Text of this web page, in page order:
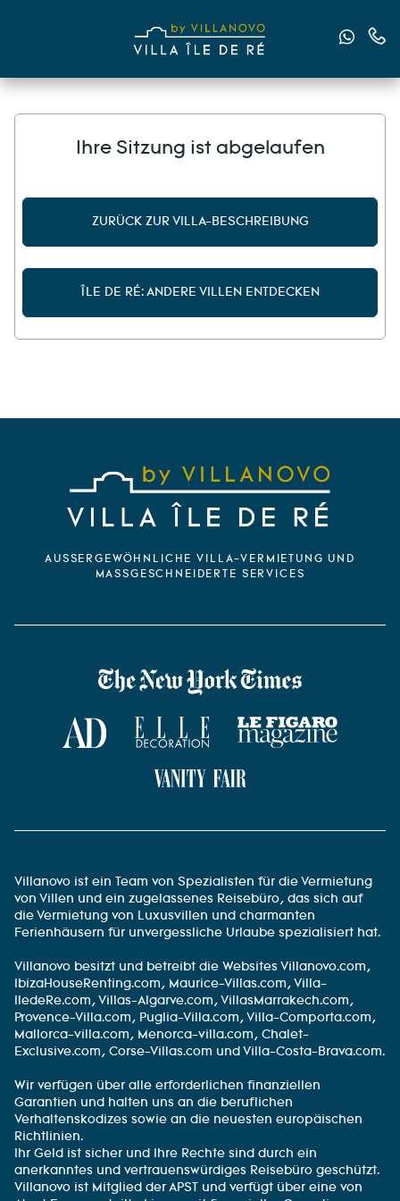
Ihre Sitzung ist abgelaufen
ZURÜCK ZUR VILLA-BESCHREIBUNG
ÎLE DE RÉ: ANDERE VILLEN ENTDECKEN
AUSSERGEWÖHNLICHE VILLA-VERMIETUNG UND M
ASSGESCHNEIDERTE SERVICES
VILLANOVO DANS LA PRESSE
The New York Times
AD MagazineELLE Décoration Le Figaro Magazine
Vanity Fair
Villanovo ist ein Team von Spezialisten für die Vermietung
von Villen und ein zugelassenes Reisebüro, das sich auf
die Vermietung von Luxusvillen und charmanten
Ferienhäusern für unvergessliche Urlaube spezialisiert hat.
Villanovo besitzt und betreibt die Websites Villanovo.com,
IbizaHouseRenting.com, Maurice-Villas.com, Villa-
IledeRe.com, Villas-Algarve.com, VillasMarrakech.com,
Provence-Villa.com, Puglia-Villa.com, Villa-Comporta.com,
Mallorca-villa.com, Menorca-villa.com, Chalet-
Exclusive.com, Corse-Villas.com und Villa-Costa-Brava.com.
Wir verfügen über alle erforderlichen finanziellen
Garantien und halten uns an die beruflichen
Verhaltenskodizes sowie an die neuesten europäischen
Richtlinien.
Ihr Geld ist sicher und Ihre Rechte sind durch ein
anerkanntes und vertrauenswürdiges Reisebüro geschützt.
Villanovo ist Mitglied der APST und verfügt über eine von